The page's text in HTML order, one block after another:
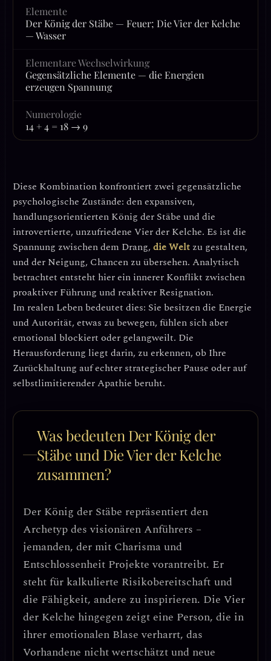
Elemente
Der König der Stäbe — Feuer; Die Vier der Kelche
— Wasser
Elementare Wechselwirkung
Gegensätzliche Elemente — die Energien
erzeugen Spannung
Numerologie
14 + 4 = 18 → 9
Diese Kombination konfrontiert zwei gegensätzliche
psychologische Zustände: den expansiven,
handlungsorientierten König der Stäbe und die
introvertierte, unzufriedene Vier der Kelche. Es ist die
Spannung zwischen dem Drang,die Welt zu gestalten,
und der Neigung, Chancen zu übersehen. Analytisch
betrachtet entsteht hier ein innerer Konflikt zwischen
proaktiver Führung und reaktiver Resignation.
Im realen Leben bedeutet dies: Sie besitzen die Energie
und Autorität, etwas zu bewegen, fühlen sich aber
emotional blockiert oder gelangweilt. Die
Herausforderung liegt darin, zu erkennen, ob Ihre
Zurückhaltung aufechter strategischer Pause oder auf
selbstlimitierender Apathie beruht.
Was bedeuten Der König der
Stäbe und Die Vier der Kelche
zusammen?
Der König der Stäbe repräsentiert den
Archetyp des visionären Anführers –
jemanden, der mit Charisma und
Entschlossenheit Projekte vorantreibt. Er
steht für kalkulierte Risikobereitschaft und
die Fähigkeit, andere zu inspirieren. Die Vier
der Kelche hingegen zeigt eine Person, die in
ihrer emotionalen Blase verharrt, das
Vorhandene nicht wertschätzt und neue